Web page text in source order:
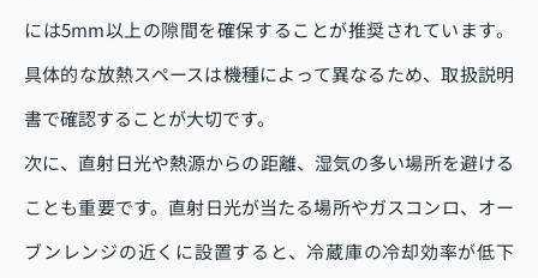
には5mm以上の隙間を確保することが推奨されています。
具体的な放熱スペースは機種によって異なるため、取扱説明
書で確認することが大切です。
次に、直射日光や熱源からの距離、湿気の多い場所を避ける
ことも重要です。直射日光が当たる場所やガスコンロ、オー
ブンレンジの近くに設置すると、冷蔵庫の冷却効率が低下